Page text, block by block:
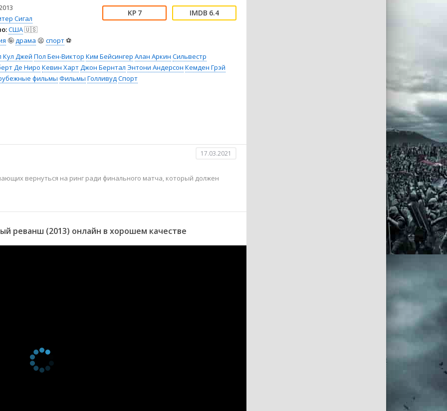
😱 Ужасы
🤠 Фильм-нуар
🧝‍♂️ Фэнтези
Сигал
США🇺🇸
🤪драма 😫 спорт⚽
7 6.4
Кул Джей Пол Бен-Виктор Ким Бейсингер Алан Аркин Сильвестр
Де Ниро Кевин ХартДжон Бернтал Энтони Андерсон Кемден Грэй
фильмы Фильмы ГолливудСпорт
17.03.2021
вернуться на ринг ради финального матча, который должен
реванш (2013) онлайн в хорошем качестве